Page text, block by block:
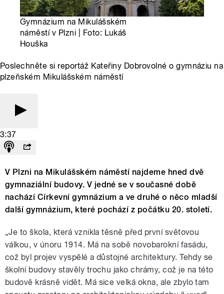
Gymnázium na Mikulášském
náměstí v Plzni | Foto: Lukáš
Houška
Poslechněte si reportáž Kateřiny Dobrovolné o gymnáziu na
plzeňském Mikulášském náměstí
3:37
V Plzni na Mikulášském náměstí najdeme hned dvě
gymnaziální budovy. V jedné se v současné době
nachází Církevní gymnázium a ve druhé o něco mladší
další gymnázium, které pochází z počátku 20. století.
„Je to škola, která vznikla těsně před první světovou
válkou, v únoru 1914. Má na sobě novobarokní fasádu,
což byl projev vyspělé a důstojné architektury. Tehdy se
školní budovy stavěly trochu jako chrámy, což je na této
budově krásně vidět. Má sice velká okna, ale zbylo tam